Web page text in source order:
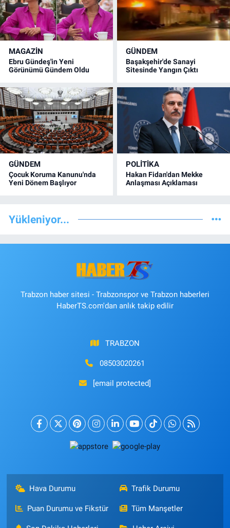
MAGAZİN
Ebru Gündeş'in Yeni
Görünümü Gündem Oldu
GÜNDEM
Başakşehir'de Sanayi
Sitesinde Yangın Çıktı
GÜNDEM
Çocuk Koruma Kanunu'nda
Yeni Dönem Başlıyor
POLİTİKA
Hakan Fidan'dan Mekke
Anlaşması Açıklaması
Yükleniyor...
Trabzon haber sitesi - Trabzonspor ve Trabzon haberleri
HaberTS.com'dan anlık takip edilir
TRABZON
08503020261
[email protected]
Hava Durumu Trafik Durumu
Puan Durumu ve Fikstür Tüm Manşetler